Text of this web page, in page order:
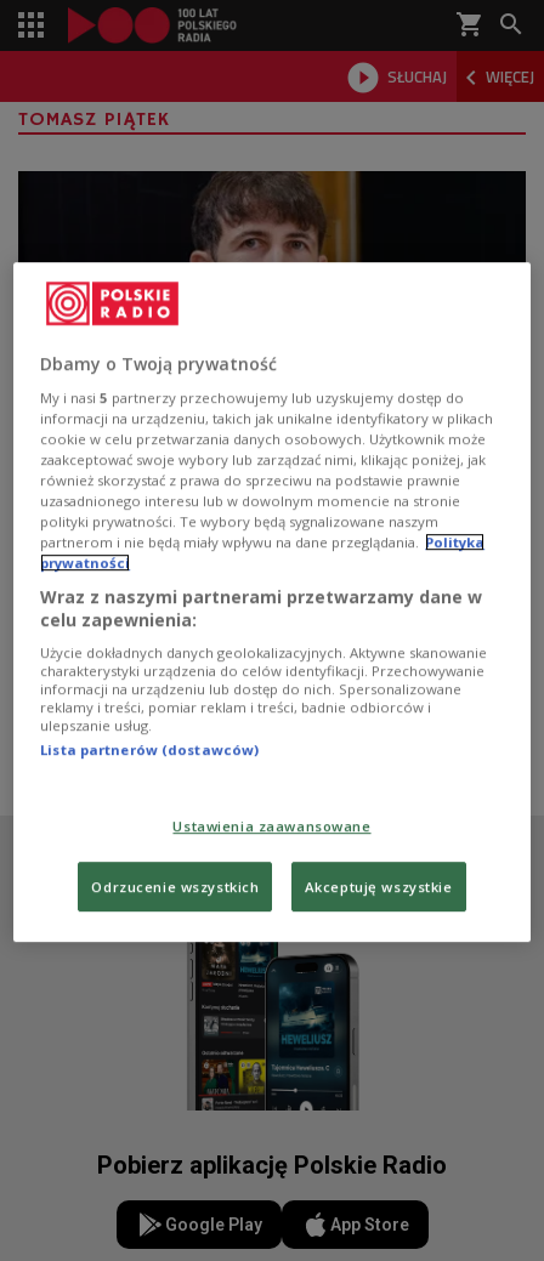
shopping_cart 
 SŁUCHAJ  WIĘCEJ

TOMASZ PIĄTEK
"Klub Trójki. Audiodokument". Więzy, jakie
tworzy architektura
"Pamiętnik z wieżowca Małgorzata", reportaż
Małgorzaty Nabel-Dybaś ze Studia Reporterów
Kukułcza 1 Radia Zachód, powstawał przez kilka
miesięcy. To opowieść o ludziach, którzy w latach 80.
wprowadzili się do nowego wieżowca przy ulicy Lisiej w
Zielonej Górze. W 2007 roku autorka otrzymała za nią
Ake Blomström Memorial Prize, prestiżową europejską
nagrodę dla młodych twórców radiowych.
Zobacz więcej na temat:społeczeństwo
architektura
reportaż
Małgorzata Nabel-Dybaś
Klub Trójki Trójka
Pobierz aplikację Polskie Radio
Google Play App Store
Dbamy o Twoją prywatność
My i nasi5 partnerzy przechowujemy lub uzyskujemy dostęp do
informacji na urządzeniu, takich jak unikalne identyfikatory w plikach
cookie w celu przetwarzania danych osobowych. Użytkownik może
zaakceptować swoje wybory lub zarządzać nimi, klikając poniżej, jak
również skorzystać z prawa do sprzeciwu na podstawie prawnie
uzasadnionego interesu lub w dowolnym momencie na stronie
polityki prywatności. Te wybory będą sygnalizowane naszym
partnerom i nie będą miały wpływu na dane przeglądania.
Polityka
prywatności
Wraz z naszymi partnerami przetwarzamy dane w
celu zapewnienia:
Użycie dokładnych danych geolokalizacyjnych. Aktywne skanowanie
charakterystyki urządzenia do celów identyfikacji. Przechowywanie
informacji na urządzeniu lub dostęp do nich. Spersonalizowane
reklamy i treści, pomiar reklam i treści, badnie odbiorców i
ulepszanie usług.
Lista partnerów (dostawców)
Ustawienia zaawansowane
Odrzucenie wszystkich Akceptuję wszystkie